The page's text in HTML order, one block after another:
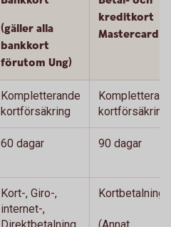
(gäller alla
bankkort
förutom Ung)
kreditkort
Mastercard
Kompletterande
kortförsäkring
kortförsäkring
60 dagar 90 dagar
Kort-, Giro-,
internet-,
Kortbetalning